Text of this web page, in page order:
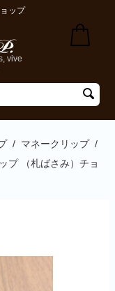
ップ
vive
/ マネークリップ /
プ （札ばさみ）チョ